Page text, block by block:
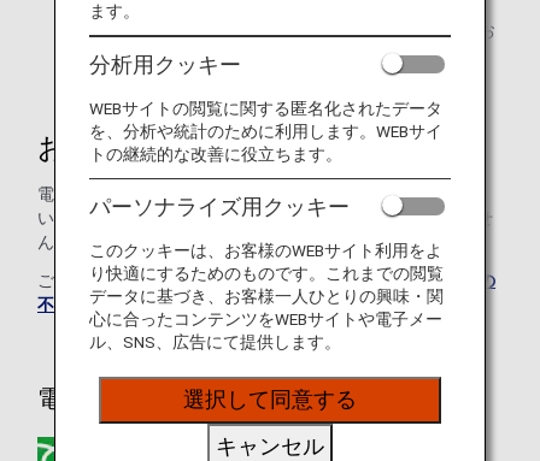
盲導犬、聴導犬、介助犬、その他のサービスドッグをお
連れのお客様
お問い合わせ方法
電話またはメールのいずれかの方法でお問い合わせくださ
い。空席状況によっては希望する座席の手配は保証できませ
んのであらかじめご了承ください。
ご不明な点や、ご不安をお持ちのお客様は、 ANAおからだの
不自由な方の相談デスク
に遠慮なくお問い合わせください。
電話で問い合わせる
0120-029-377
ます。
分析用クッキー
WEBサイトの閲覧に関する匿名化されたデータ
を、分析や統計のために利用します。WEBサイ
トの継続的な改善に役立ちます。
パーソナライズ用クッキー
このクッキーは、お客様のWEBサイト利用をよ
り快適にするためのものです。これまでの閲覧
データに基づき、お客様一人ひとりの興味・関
心に合ったコンテンツをWEBサイトや電子メー
ル、SNS、広告にて提供します。
選択して同意する
キャンセル